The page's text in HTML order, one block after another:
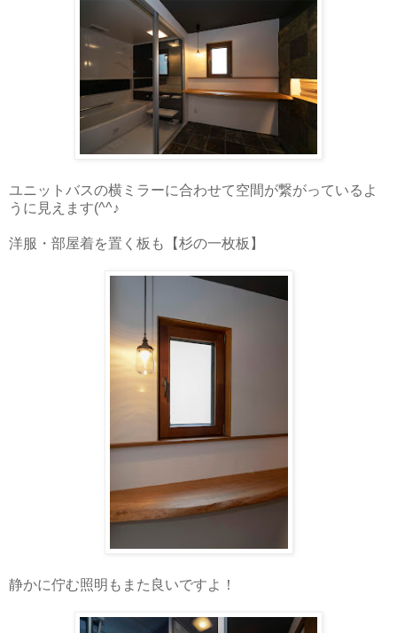
ユニットバスの横ミラーに合わせて空間が繋がっているよ
うに見えます(^^♪
洋服・部屋着を置く板も【杉の一枚板】
静かに佇む照明もまた良いですよ！